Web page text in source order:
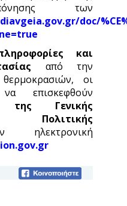
των
doc/
και
από την
οι
επισκεφθούν
της Γενικής
Πολιτικής